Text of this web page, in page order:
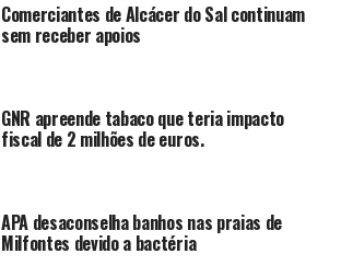
Comerciantes de Alcácer do Sal continuam
sem receber apoios
GNR apreende tabaco que teria impacto
fiscal de 2 milhões de euros.
APA desaconselha banhos nas praias de
Milfontes devido a bactéria